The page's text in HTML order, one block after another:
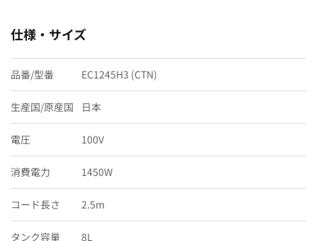
仕様・サイズ
品番/型番 EC1245H3 (CTN)
生産国/原産国 日本
電圧 100V
消費電力 1450W
コード長さ 2.5m
タンク容量 8L